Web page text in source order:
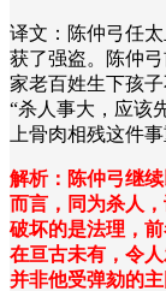
译文：陈仲弓任
获了强盗。陈仲
家老百姓生下孩
“杀人事大，应该
上骨肉相残这件事
解析：陈仲弓继
而言，同为杀人
破坏的是法理，
在亘古未有，令
并非他受弹劾的